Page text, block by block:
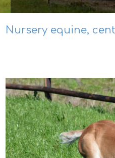
Nursery equine,